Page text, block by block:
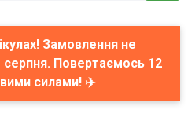
Замовлення не
Повертаємось 12
силами! ✈️